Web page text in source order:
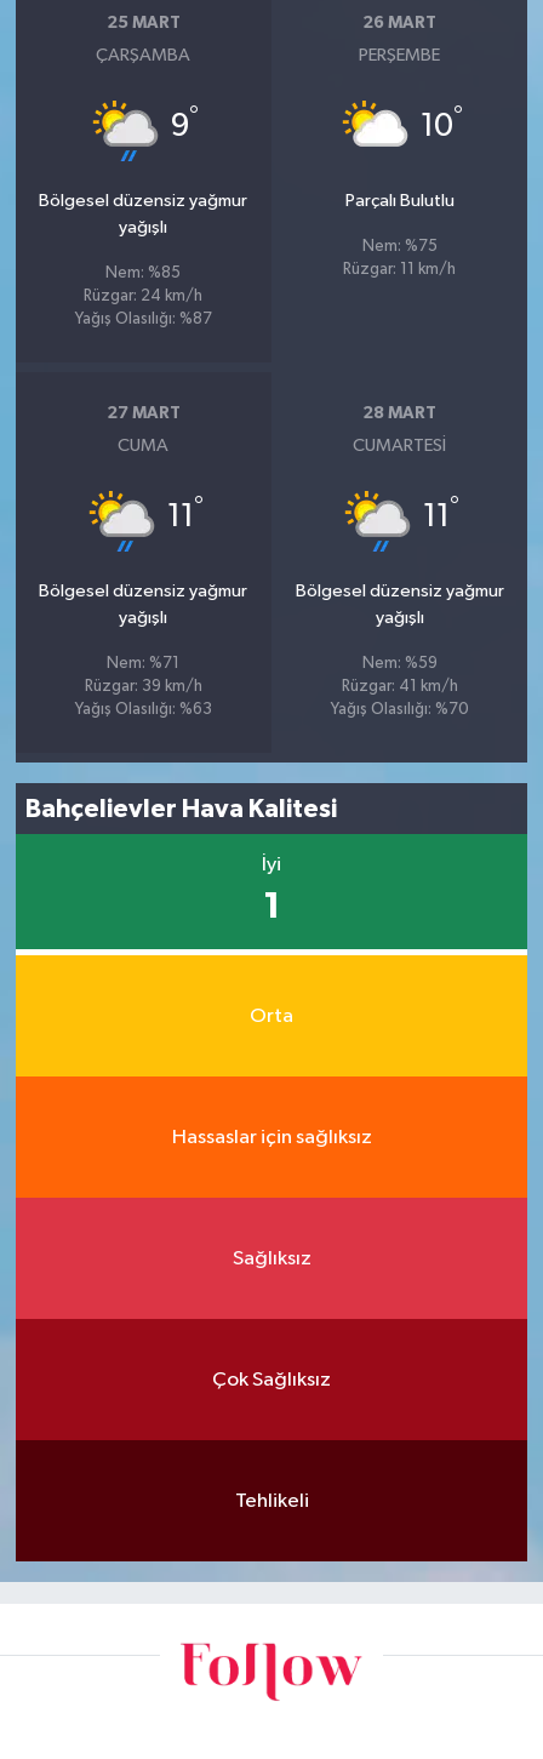
25 MART
ÇARŞAMBA
9°
Bölgesel düzensiz yağmur
yağışlı
Nem: %85
Rüzgar: 24 km/h
Yağış Olasılığı: %87
26 MART
PERŞEMBE
10°
Parçalı Bulutlu
Nem: %75
Rüzgar: 11 km/h
27 MART
CUMA
11 °
Bölgesel düzensiz yağmur
yağışlı
Nem: %71
Rüzgar: 39 km/h
Yağış Olasılığı: %63
28 MART
CUMARTESI
11 °
Bölgesel düzensiz yağmur
yağışlı
Nem: %59
Rüzgar: 41 km/h
Yağış Olasılığı: %70
Bahçelievler Hava Kalitesi
İyi
1
Orta
Hassaslar için sağlıksız
Sağlıksız
Çok Sağlıksız
Tehlikeli